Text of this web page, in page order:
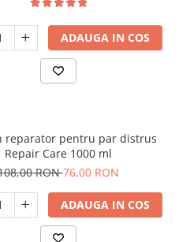
ADAUGA IN COS
reparator pentru par distrus
Repair Care 1000 ml
RON76,00 RON
ADAUGA IN COS